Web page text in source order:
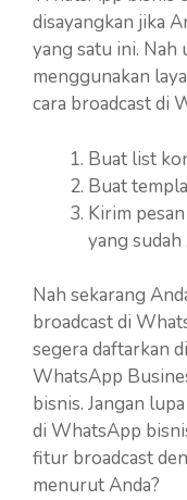
disayangkan jika
yang satu ini. Nah
menggunakan
cara broadcast di
Buat list
Buat
Kirim
yang
Nah sekarang
broadcast di
segera daftarkan
WhatsApp
bisnis. Jangan
di WhatsApp
fitur broadcast
menurut Anda?